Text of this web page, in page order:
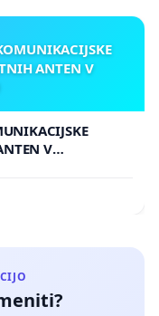
ANTEN V
V